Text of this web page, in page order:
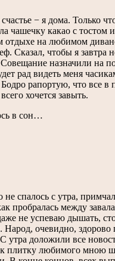
− я дома. Только
чашечку какао с тостом
отдыхе на любимом
Сказал, чтобы я завтра
назначили на
рад видеть меня
рапортую, что все в
хочется завыть.
в сон…
не спалось с утра,
пробралась между
не успеваю дышать,
Народ, очевидно, здорово
С утра доложили все
плитку любимого мною